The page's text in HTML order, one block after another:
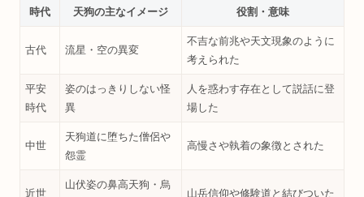
時代 天狗の主なイメージ 役割・意味
古代 流星・空の異変
不吉な前兆や天文現象のように
考えられた
平安
時代
姿のはっきりしない怪
異
人を惑わす存在として説話に登
場した
中世
天狗道に堕ちた僧侶や
怨霊
高慢さや執着の象徴とされた
近世
山伏姿の鼻高天狗・烏
山岳信仰や修験道と結びついた